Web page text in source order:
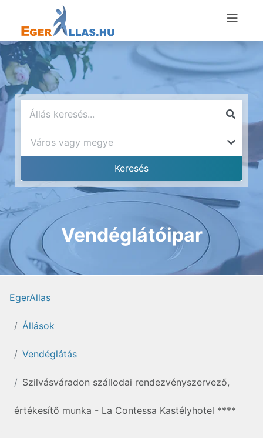
Vendéglátóipar
EgerAllas
Állások
Vendéglátás
Szilvásváradon szállodai rendezvényszervező,
értékesítő munka - La Contessa Kastélyhotel ****